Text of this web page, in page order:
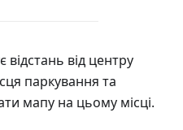
відстань від центру
паркування та
мапу на цьому місці.